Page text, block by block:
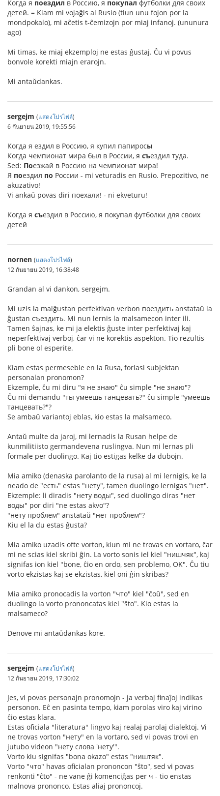
Когда я поездил в Россию, я покупал футболки для своих
детей. = Kiam mi vojaĝis al Rusio (tiun unu fojon por la
mondpokalo), mi aĉetis t-ĉemizojn por miaj infanoj. (ununura
ago)
Mi timas, ke miaj ekzemploj ne estas ĝustaj. Ĉu vi povus
bonvole korekti miajn erarojn.
Mi antaŭdankas.
sergejm (แสดงโปรไฟล์)
6 กันยายน 2019, 19:55:56
Когда я ездил в Россию, я купил папиросы
Когда чемпионат мира был в России, я съездил туда.
Sed: Поезжай в Россию на чемпионат мира!
Я поездил по России - mi veturadis en Rusio. Prepozitivo, ne
akuzativo!
Vi ankaŭ povas diri поехали! - ni ekveturu!
Kогда я съездил в Россию, я покупал футболки для своих
детей
nornen (แสดงโปรไฟล์)
12 กันยายน 2019, 16:38:48
Grandan al vi dankon, sergejm.
Mi uzis la malĝustan perfektivan verbon поездить anstataŭ la
ĝustan съездить. Mi nun lernis la malsamecon inter ili.
Tamen ŝajnas, ke mi ja elektis ĝuste inter perfektivaj kaj
neperfektivaj verboj, ĉar vi ne korektis aspekton. Tio rezultis
pli bone ol esperite.
Kiam estas permeseble en la Rusa, forlasi subjektan
personalan pronomon?
Ekzemple, ĉu mi diru "я не знаю" ĉu simple "не знаю"?
Ĉu mi demandu "ты умеешь танцевать?" ĉu simple "умеешь
танцевать?"?
Se ambaŭ variantoj eblas, kio estas la malsameco.
Antaŭ multe da jaroj, mi lernadis la Rusan helpe de
kunmilitiisto germandevena ruslingva. Nun mi lernas pli
formale per duolingo. Kaj tio estigas kelke da dubojn.
Mia amiko (denaska parolanto de la rusa) al mi lernigis, ke la
neado de "есть" estas "нету", tamen duolingo lernigas "нет".
Ekzemple: li diradis "нету воды", sed duolingo diras "нет
воды" por diri "ne estas akvo"?
"нету проблем" anstataŭ "нет проблем"?
Kiu el la du estas ĝusta?
Mia amiko uzadis ofte vorton, kiun mi ne trovas en vortaro, ĉar
mi ne scias kiel skribi ĝin. La vorto sonis iel kiel "нишчяк", kaj
signifas ion kiel "bone, ĉio en ordo, sen problemo, OK". Ĉu tiu
vorto ekzistas kaj se ekzistas, kiel oni ĝin skribas?
Mia amiko pronocadis la vorton "что" kiel "ĉoŭ", sed en
duolingo la vorto prononcatas kiel "ŝto". Kio estas la
malsameco?
Denove mi antaŭdankas kore.
sergejm (แสดงโปรไฟล์)
12 กันยายน 2019, 17:30:02
Jes, vi povas personajn pronomojn - ja verbaj finaĵoj indikas
personon. Eĉ en pasinta tempo, kiam porolas viro kaj virino
ĉio estas klara.
Estas oficiala "literatura" lingvo kaj realaj parolaj dialektoj. Vi
ne trovas vorton "нету" en la vortaro, sed vi povas trovi en
jutubo videon "нету слова 'нету'".
Vorto kiu signifas "bona okazo" estas "ништяк".
Vorto "что" havas oficialan prononcon "ŝto", sed vi povas
renkonti "ĉto" - ne vane ĝi komenciĝas per ч - tio enstas
malnova prononco. Estas aliaj prononcoj.